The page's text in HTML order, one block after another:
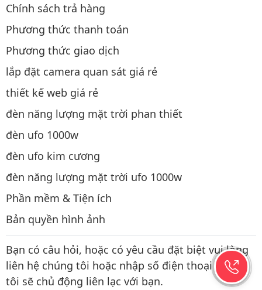
Chính sách trả hàng
Phương thức thanh toán
Phương thức giao dịch
lắp đặt camera quan sát giá rẻ
thiết kế web giá rẻ
đèn năng lượng mặt trời phan thiết
đèn ufo 1000w
đèn ufo kim cương
đèn năng lượng mặt trời ufo 1000w
Phần mềm & Tiện ích
Bản quyền hình ảnh
Bạn có câu hỏi, hoặc có yêu cầu đặt biệt vui lòng
liên hệ chúng tôi hoặc nhập số điện thoại chúng
tôi sẽ chủ động liên lạc với bạn.